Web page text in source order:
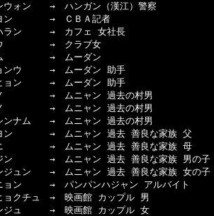
　→　ハンガン（漢江）警察
　　→　ＣＢＡ記者
　　→　カフェ 女社長
　　→　クラブ女
　　→　ムーダン
　　→　ムーダン 助手
　　→　ムーダン 助手
　→　ムニャン 過去の村男
　→　ムニャン 過去の村男
　→　ムニャン 過去の村男
　→　ムニャン 過去 善良な家族 父
　→　ムニャン 過去 善良な家族 母
　→　ムニャン 過去 善良な家族 男の子
　→　ムニャン 過去 善良な家族 女の子
　→　パンパンハジャン アルバイト
　→　映画館 カップル 男
　→　映画館 カップル 女